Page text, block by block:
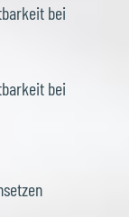
bei
bei